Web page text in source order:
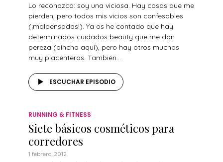
Lo reconozco: soy una viciosa. Hay cosas que me
pierden, pero todos mis vicios son confesables
(¡malpensadas!). Ya os he contado que hay
determinados cuidados beauty que me dan
pereza (pincha aquí), pero hay otros muchos
muy placenteros. También...
ESCUCHAR EPISODIO
RUNNING & FITNESS
Siete básicos cosméticos para
corredores
1 febrero, 2012